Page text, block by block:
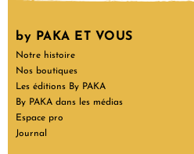
by PAKA ET VOUS
Notre histoire
Nos boutiques
Les éditions By PAKA
By PAKA dans les médias
Espace pro
Journal